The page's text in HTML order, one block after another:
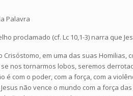
Palavra
proclamado (cf. Lc 10,1-3) narra que
Crisóstomo, em uma das suas
se nos tornarmos lobos, seremos
é com o poder, com a força, com a
Jesus não vence o mundo com a força